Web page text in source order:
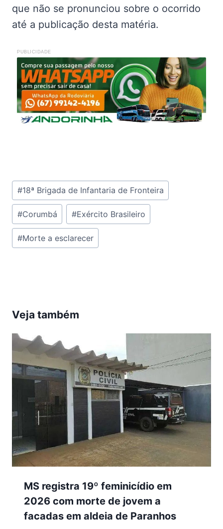
que não se pronunciou sobre o ocorrido
até a publicação desta matéria.
PUBLICIDADE
Tags
do
Post:
#18ª Brigada de Infantaria de Fronteira
#Corumbá #Exército Brasileiro
#Morte a esclarecer
Veja também
MS registra 19º feminicídio em
2026 com morte de jovem a
facadas em aldeia de Paranhos